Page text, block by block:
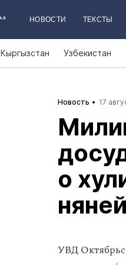
НОВОСТИ ТЕКСТЫ
Кыргызстан Узбекистан
Новость 17
о
УВД